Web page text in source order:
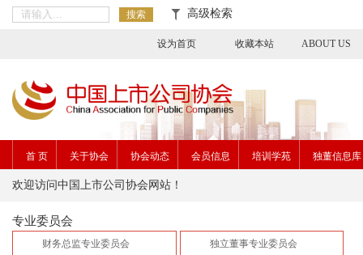
设为首页 收藏本站 ABOUT US
搜索 高级检索
首 页 关于协会 协会动态 会员信息 培训学苑 独董信息库
欢迎访问中国上市公司协会网站！
专业委员会
财务总监专业委员会 独立董事专业委员会